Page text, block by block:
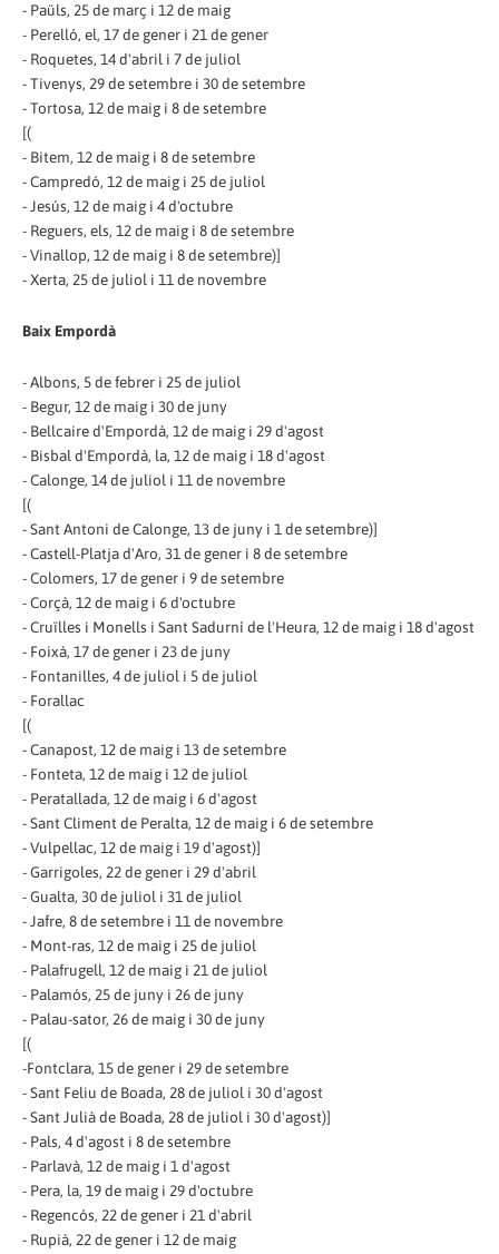
- Paüls, 25 de març i 12 de maig
- Perelló, el, 17 de gener i 21 de gener
- Roquetes, 14 d'abril i 7 de juliol
- Tivenys, 29 de setembre i 30 de setembre
- Tortosa, 12 de maig i 8 de setembre
[(
- Bitem, 12 de maig i 8 de setembre
- Campredó, 12 de maig i 25 de juliol
- Jesús, 12 de maig i 4 d'octubre
- Reguers, els, 12 de maig i 8 de setembre
- Vinallop, 12 de maig i 8 de setembre)]
- Xerta, 25 de juliol i 11 de novembre
Baix Empordà
- Albons, 5 de febrer i 25 de juliol
- Begur, 12 de maig i 30 de juny
- Bellcaire d'Empordà, 12 de maig i 29 d'agost
- Bisbal d'Empordà, la, 12 de maig i 18 d'agost
- Calonge, 14 de juliol i 11 de novembre
[(
- Sant Antoni de Calonge, 13 de juny i 1 de setembre)]
- Castell-Platja d'Aro, 31 de gener i 8 de setembre
- Colomers, 17 de gener i 9 de setembre
- Corçà, 12 de maig i 6 d'octubre
- Cruïlles i Monells i Sant Sadurní de l'Heura, 12 de maig i 18 d'agost
- Foixà, 17 de gener i 23 de juny
- Fontanilles, 4 de juliol i 5 de juliol
- Forallac
[(
- Canapost, 12 de maig i 13 de setembre
- Fonteta, 12 de maig i 12 de juliol
- Peratallada, 12 de maig i 6 d'agost
- Sant Climent de Peralta, 12 de maig i 6 de setembre
- Vulpellac, 12 de maig i 19 d'agost)]
- Garrigoles, 22 de gener i 29 d'abril
- Gualta, 30 de juliol i 31 de juliol
- Jafre, 8 de setembre i 11 de novembre
- Mont-ras, 12 de maig i 25 de juliol
- Palafrugell, 12 de maig i 21 de juliol
- Palamós, 25 de juny i 26 de juny
- Palau-sator, 26 de maig i 30 de juny
[(
-Fontclara, 15 de gener i 29 de setembre
- Sant Feliu de Boada, 28 de juliol i 30 d'agost
- Sant Julià de Boada, 28 de juliol i 30 d'agost)]
- Pals, 4 d'agost i 8 de setembre
- Parlavà, 12 de maig i 1 d'agost
- Pera, la, 19 de maig i 29 d'octubre
- Regencós, 22 de gener i 21 d'abril
- Rupià, 22 de gener i 12 de maig